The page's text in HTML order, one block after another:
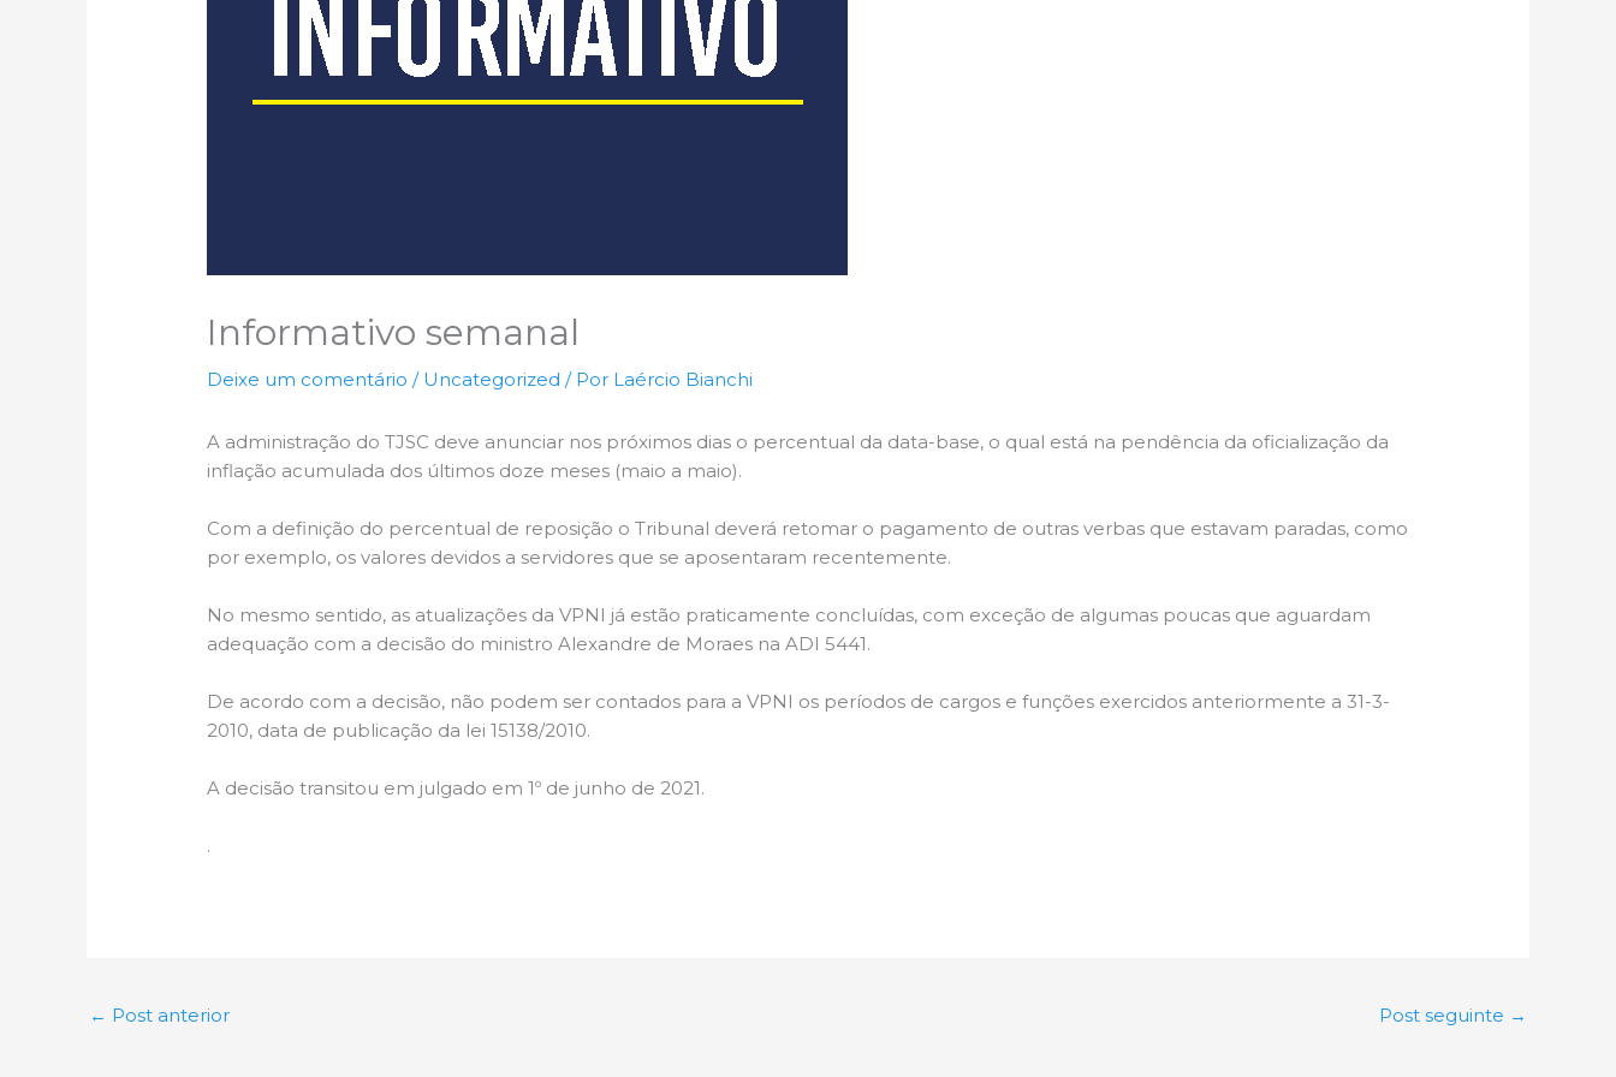
Informativo semanal
Deixe um comentário / Uncategorized / Por Laércio Bianchi
A administração do TJSC deve anunciar nos próximos dias o percentual da data-base, o qual está na pendência da oficialização da
inflação acumulada dos últimos doze meses (maio a maio).
Com a definição do percentual de reposição o Tribunal deverá retomar o pagamento de outras verbas que estavam paradas, como
por exemplo, os valores devidos a servidores que se aposentaram recentemente.
No mesmo sentido, as atualizações da VPNI já estão praticamente concluídas, com exceção de algumas poucas que aguardam
adequação com a decisão do ministro Alexandre de Moraes na ADI 5441.
De acordo com a decisão, não podem ser contados para a VPNI os períodos de cargos e funções exercidos anteriormente a 31-3-
2010, data de publicação da lei 15138/2010.
A decisão transitou em julgado em 1º de junho de 2021.
.
← Post anterior Post seguinte →